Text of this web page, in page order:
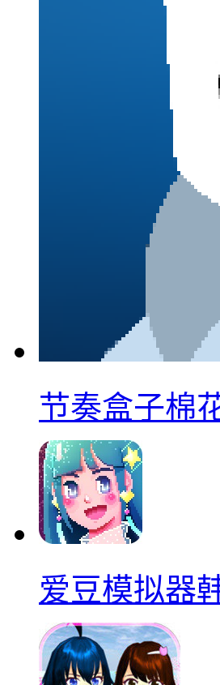
节奏盒子棉
爱豆模拟器